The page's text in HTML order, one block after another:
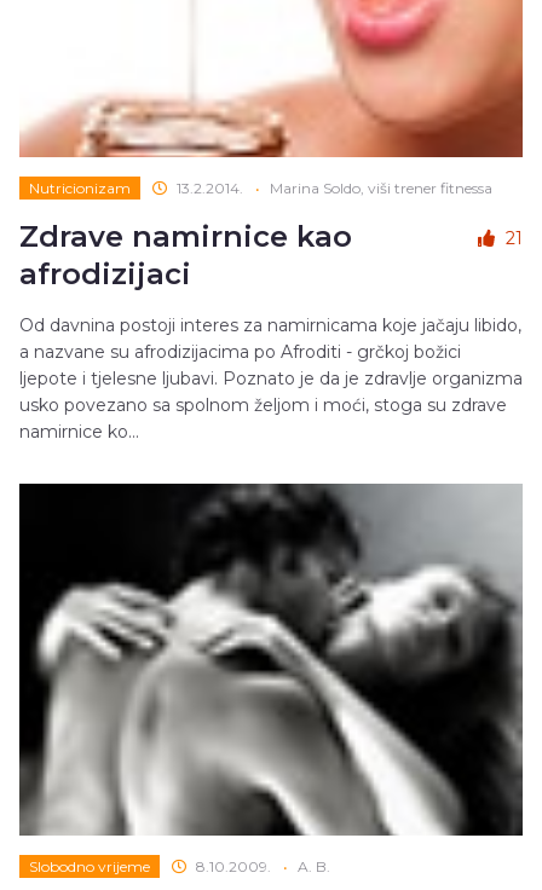
Nutricionizam 13.2.2014. • Marina Soldo, viši trener fitnessa
Zdrave namirnice kao
afrodizijaci
21
Od davnina postoji interes za namirnicama koje jačaju libido,
a nazvane su afrodizijacima po Afroditi - grčkoj božici
ljepote i tjelesne ljubavi. Poznato je da je zdravlje organizma
usko povezano sa spolnom željom i moći, stoga su zdrave
namirnice ko...
Slobodno vrijeme 8.10.2009. • A. B.